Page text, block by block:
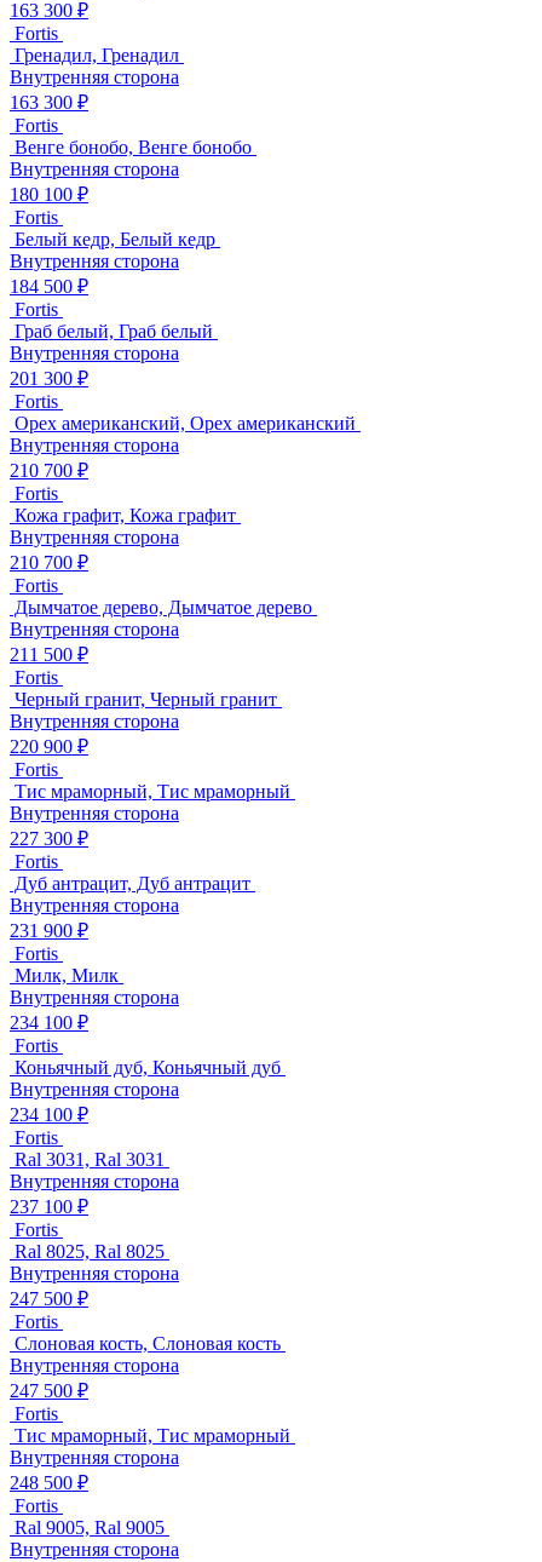
163 300 ₽
Fortis
Гренадил, Гренадил
Внутренняя сторона
163 300 ₽
Fortis
Венге бонобо, Венге бонобо
Внутренняя сторона
180 100 ₽
Fortis
Белый кедр, Белый кедр
Внутренняя сторона
184 500 ₽
Fortis
Граб белый, Граб белый
Внутренняя сторона
201 300 ₽
Fortis
Орех американский, Орех американский
Внутренняя сторона
210 700 ₽
Fortis
Кожа графит, Кожа графит
Внутренняя сторона
210 700 ₽
Fortis
Дымчатое дерево, Дымчатое дерево
Внутренняя сторона
211 500 ₽
Fortis
Черный гранит, Черный гранит
Внутренняя сторона
220 900 ₽
Fortis
Тис мраморный, Тис мраморный
Внутренняя сторона
227 300 ₽
Fortis
Дуб антрацит, Дуб антрацит
Внутренняя сторона
231 900 ₽
Fortis
Милк, Милк
Внутренняя сторона
234 100 ₽
Fortis
Коньячный дуб, Коньячный дуб
Внутренняя сторона
234 100 ₽
Fortis
Ral 3031, Ral 3031
Внутренняя сторона
237 100 ₽
Fortis
Ral 8025, Ral 8025
Внутренняя сторона
247 500 ₽
Fortis
Слоновая кость, Слоновая кость
Внутренняя сторона
247 500 ₽
Fortis
Тис мраморный, Тис мраморный
Внутренняя сторона
248 500 ₽
Fortis
Ral 9005, Ral 9005
Внутренняя сторона